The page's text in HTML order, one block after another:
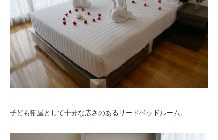
子ども部屋として十分な広さのあるサードベッドルーム。